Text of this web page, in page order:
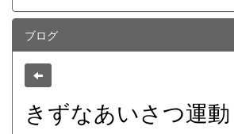
ブログ
きずなあいさつ運動